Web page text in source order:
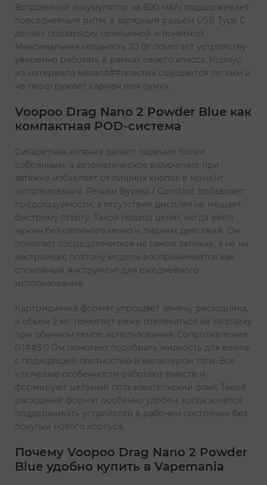
Встроенный аккумулятор на 800 мА/ч поддерживает
повседневный ритм, а зарядный разъём USB Type C
делает подзарядку привычной и понятной.
Максимальная мощность 20 Вт помогает устройству
уверенно работать в рамках своего класса. Корпус
из материала металл##пластик ощущается легким и
не перегружает карман или сумку.
Voopoo Drag Nano 2 Powder Blue как
компактная POD-система
Сигаретная затяжка делает парение более
собранным, а автоматическое включение при
затяжке избавляет от лишних кнопок в момент
использования. Режим Bypass / Constant добавляет
предсказуемости, а отсутствие дисплея не мешает
быстрому старту. Такой подход ценят, когда вейп
нужен без сложного меню и лишних действий. Он
помогает сосредоточиться на самой затяжке, а не на
настройках, поэтому модель воспринимается как
спокойный инструмент для ежедневного
использования.
Картриджный формат упрощает замену расходника,
а объем 2 мл помогает реже отвлекаться на заправку
при обычном темпе использования. Сопротивление
0.1##3.0 Ом помогает подобрать жидкость для вейпа
с подходящей плотностью и характером тяги. Все
ключевые особенности работают вместе и
формируют цельный пользовательский опыт. Такой
расходный формат особенно удобен, когда хочется
поддерживать устройство в рабочем состоянии без
покупки нового корпуса.
Почему Voopoo Drag Nano 2 Powder
Blue удобно купить в Vapemania